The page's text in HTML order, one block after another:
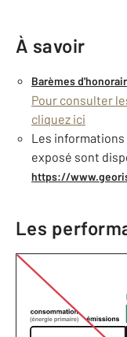
À savoir
Barèmes
Pour consulter
cliquez ici
Les
exposé sont
https://
Les